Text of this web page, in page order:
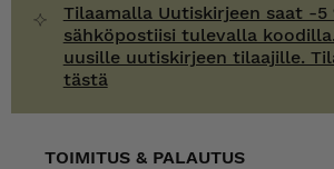
Tilaamalla Uutiskirjeen saat -5
sähköpostiisi tulevalla
uusille uutiskirjeen tilaajille.
tästä
TOIMITUS & PALAUTUS